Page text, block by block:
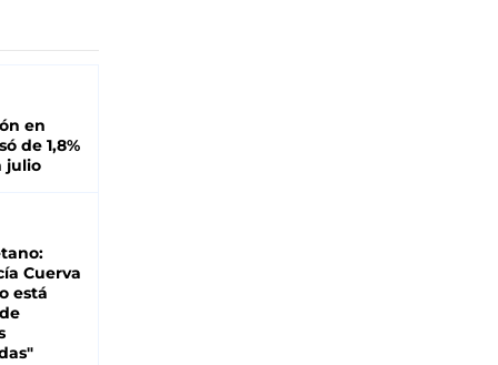
en
de 1,8%
julio
Cuerva
está